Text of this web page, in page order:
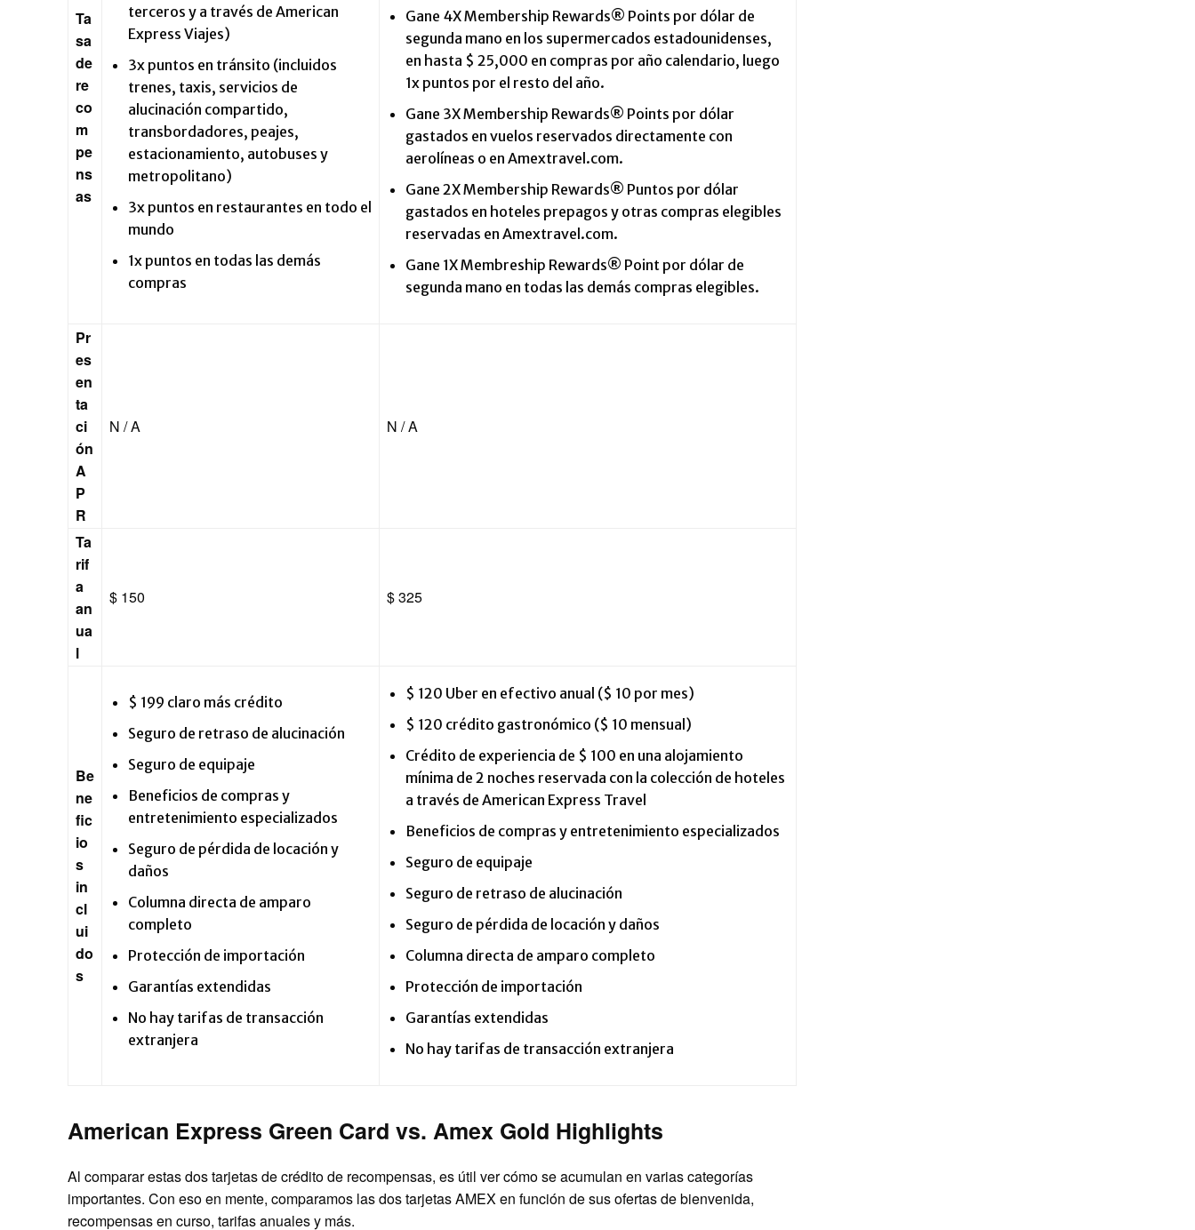
Ta
sa
de
re
co
m
pe
ns
as
terceros y a través de American
Express Viajes)
3x puntos en tránsito (incluidos
trenes, taxis, servicios de
alucinación compartido,
transbordadores, peajes,
estacionamiento, autobuses y
metropolitano)
3x puntos en restaurantes en todo el
mundo
1x puntos en todas las demás
compras
Gane 4X Membership Rewards® Points por dólar de
segunda mano en los supermercados estadounidenses,
en hasta $ 25,000 en compras por año calendario, luego
1x puntos por el resto del año.
Gane 3X Membership Rewards® Points por dólar
gastados en vuelos reservados directamente con
aerolíneas o en Amextravel.com.
Gane 2X Membership Rewards® Puntos por dólar
gastados en hoteles prepagos y otras compras elegibles
reservadas en Amextravel.com.
Gane 1X Membreship Rewards® Point por dólar de
segunda mano en todas las demás compras elegibles.
Pr
es
en
ta
ci
ón
A
P
R
N / A N / A
Ta
rif
a
an
ua
l
$ 150 $ 325
Be
ne
fic
io
s
in
cl
ui
do
s
$ 199 claro más crédito
Seguro de retraso de alucinación
Seguro de equipaje
Beneficios de compras y
entretenimiento especializados
Seguro de pérdida de locación y
daños
Columna directa de amparo
completo
Protección de importación
Garantías extendidas
No hay tarifas de transacción
extranjera
$ 120 Uber en efectivo anual ($ 10 por mes)
$ 120 crédito gastronómico ($ 10 mensual)
Crédito de experiencia de $ 100 en una alojamiento
mínima de 2 noches reservada con la colección de hoteles
a través de American Express Travel
Beneficios de compras y entretenimiento especializados
Seguro de equipaje
Seguro de retraso de alucinación
Seguro de pérdida de locación y daños
Columna directa de amparo completo
Protección de importación
Garantías extendidas
No hay tarifas de transacción extranjera
American Express Green Card vs. Amex Gold Highlights
Al comparar estas dos tarjetas de crédito de recompensas, es útil ver cómo se acumulan en varias categorías
importantes. Con eso en mente, comparamos las dos tarjetas AMEX en función de sus ofertas de bienvenida,
recompensas en curso, tarifas anuales y más.